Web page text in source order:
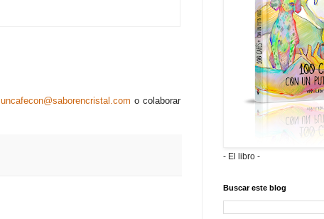
uncafecon@saborencristal.com o colaborar
- El libro -
Buscar este blog